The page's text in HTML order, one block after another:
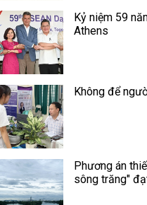
Kỷ niệm 59
Athens
Không để
Phương án
sông trăng"